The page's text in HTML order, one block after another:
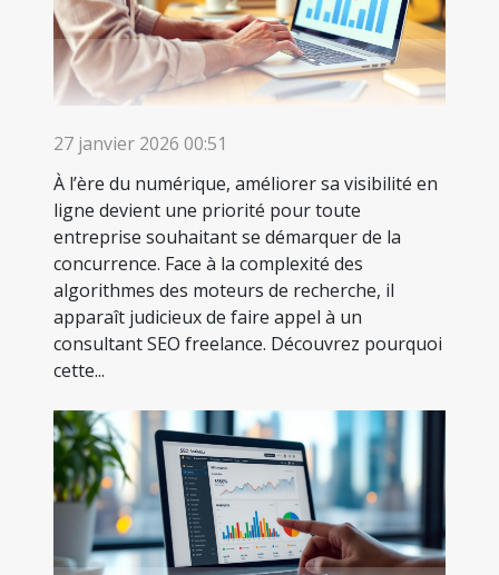
27 janvier 2026 00:51
À l’ère du numérique, améliorer sa visibilité en
ligne devient une priorité pour toute
entreprise souhaitant se démarquer de la
concurrence. Face à la complexité des
algorithmes des moteurs de recherche, il
apparaît judicieux de faire appel à un
consultant SEO freelance. Découvrez pourquoi
cette...